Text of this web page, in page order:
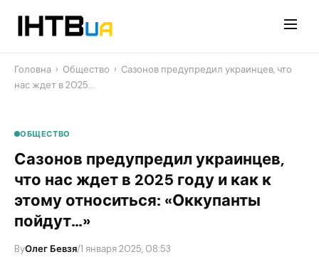
Головна › Общество › Сазонов предупредил украинцев, что
нас ждет в 2025…
ОБЩЕСТВО
Сазонов предупредил украинцев,
что нас ждет в 2025 году и как к
этому относиться: «Оккупанты
пойдут…»
ByОлег Бевзя/1 января 2025, 08:53